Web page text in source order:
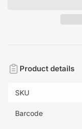
Product details
SKU
Barcode